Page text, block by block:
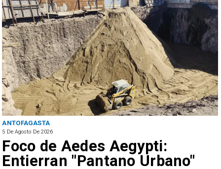
Agosto De 2026
de Aedes Aegypti:
"Pantano Urbano"